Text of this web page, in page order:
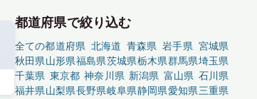
都道府県で絞り込む
全ての都道府県 北海道 青森県 岩手県 宮城県
秋田県山形県福島県茨城県栃木県群馬県埼玉県
千葉県 東京都 神奈川県 新潟県 富山県 石川県
福井県山梨県長野県岐阜県静岡県愛知県三重県